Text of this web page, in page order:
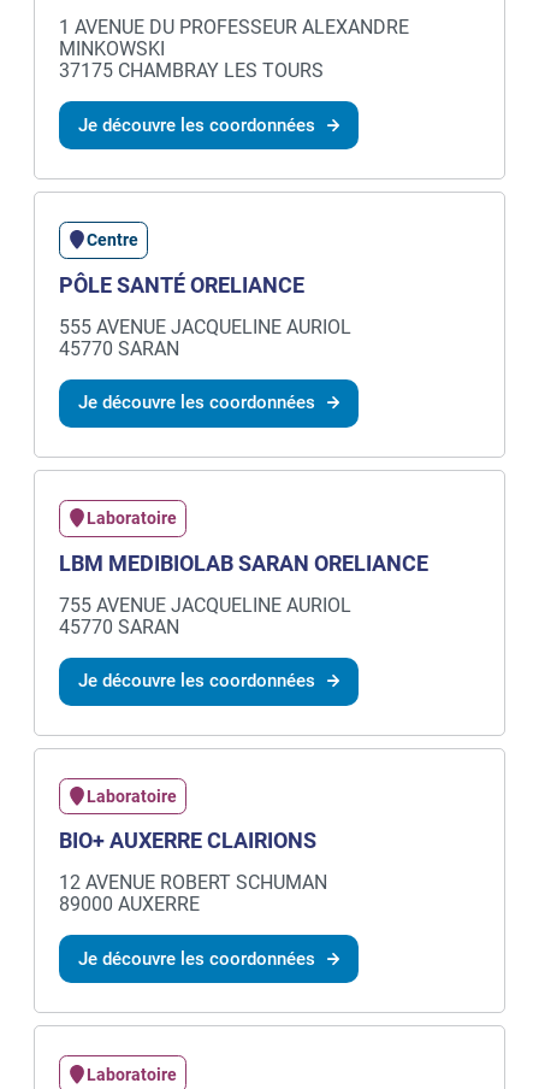
1 AVENUE DU PROFESSEUR ALEXANDRE
MINKOWSKI
37175 CHAMBRAY LES TOURS
Je découvre les coordonnées
Centre
PÔLE SANTÉ ORELIANCE
555 AVENUE JACQUELINE AURIOL
45770 SARAN
Je découvre les coordonnées
Laboratoire
LBM MEDIBIOLAB SARAN ORELIANCE
755 AVENUE JACQUELINE AURIOL
45770 SARAN
Je découvre les coordonnées
Laboratoire
BIO+ AUXERRE CLAIRIONS
12 AVENUE ROBERT SCHUMAN
89000 AUXERRE
Je découvre les coordonnées
Laboratoire